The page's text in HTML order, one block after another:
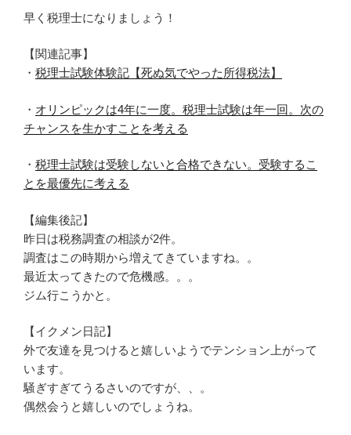
早く税理士になりましょう！
【関連記事】
・ 税理士試験体験記【死ぬ気でやった所得税法】
・ オリンピックは4年に一度。税理士試験は年一回。次の
チャンスを生かすことを考える
・ 税理士試験は受験しないと合格できない。受験するこ
とを最優先に考える
【編集後記】
昨日は税務調査の相談が2件。
調査はこの時期から増えてきていますね。。
最近太ってきたので危機感。。。
ジム行こうかと。
【イクメン日記】
外で友達を見つけると嬉しいようでテンション上がって
います。
騒ぎすぎてうるさいのですが、、。
偶然会うと嬉しいのでしょうね。